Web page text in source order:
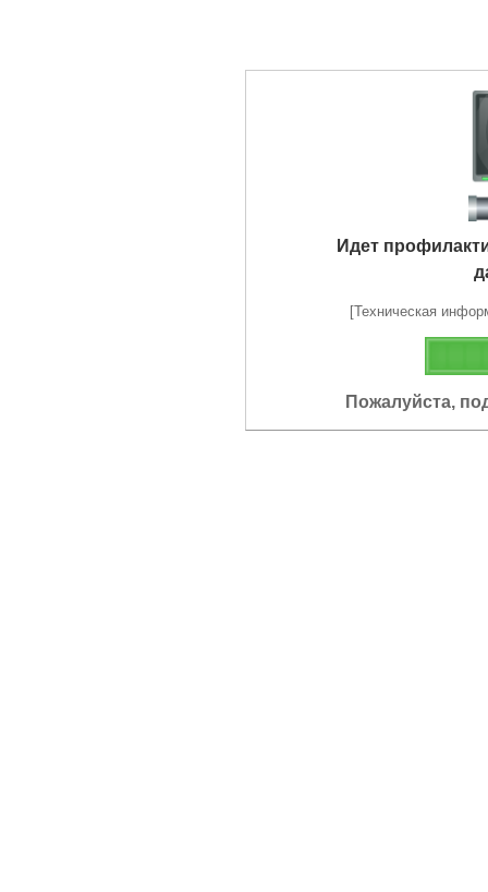
Идет
[Техническая
Пожалуйста,